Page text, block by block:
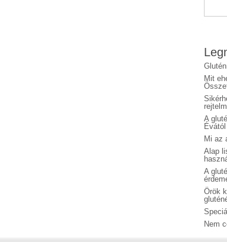
Mit
A
Évától
Mi az
Alap
A
Örök
Nem